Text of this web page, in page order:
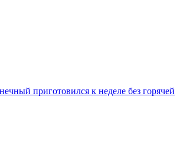
приготовился к неделе без горячей